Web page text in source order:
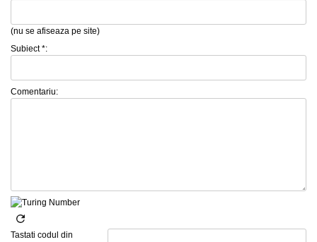
(nu se afiseaza pe site)
Subiect *:
Comentariu:
Tastati codul din